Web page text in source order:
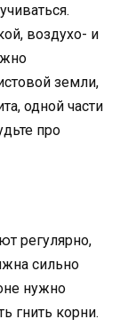
воздухо- и
земли,
одной части
про
регулярно,
сильно
нужно
гнить корни.